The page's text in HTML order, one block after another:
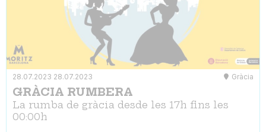
28.07.2023 28.07.2023 Gràcia
GRÀCIA RUMBERA
La rumba de gràcia desde les 17h fins les
00:00h